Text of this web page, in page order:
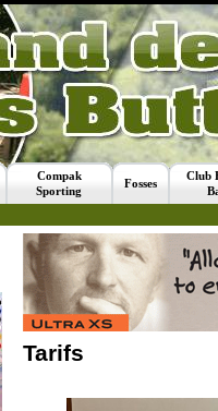
Compak
Sporting
Fosses
Club
Tarifs